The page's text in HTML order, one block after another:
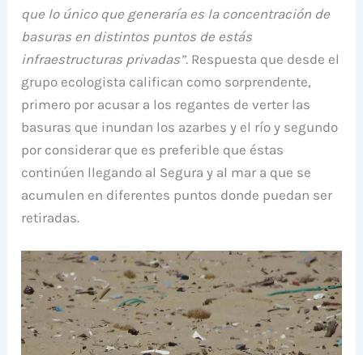
que lo único que generaría es la concentración de
basuras en distintos puntos de estás
infraestructuras privadas”. Respuesta que desde el
grupo ecologista califican como sorprendente,
primero por acusar a los regantes de verter las
basuras que inundan los azarbes y el río y segundo
por considerar que es preferible que éstas
continúen llegando al Segura y al mar a que se
acumulen en diferentes puntos donde puedan ser
retiradas.